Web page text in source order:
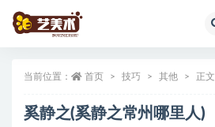
当前位置： 首页 技巧 其他 正文
奚静之(奚静之常州哪里人)